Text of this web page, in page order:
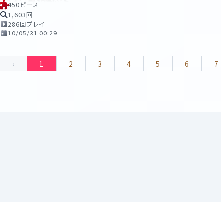
450ピース
1,603回
286回プレイ
10/05/31 00:29
‹ 1 2 3 4 5 6 7